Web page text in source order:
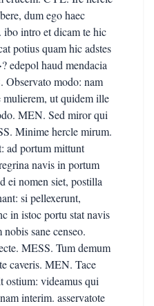
dum ego haec
intro et dicam te hic
potius quam hic adstes
edepol haud mendacia
Observato modo: nam
mulierem, ut quidem ille
MEN. Sed miror qui
Minime hercle mirum.
ad portum mittunt
navis in portum
ei nomen siet, postilla
si pellexerunt,
in istoc portu stat navis
sane censeo.
MESS. Tum demum
caveris. MEN. Tace
ostium: videamus qui
interim. asservatote